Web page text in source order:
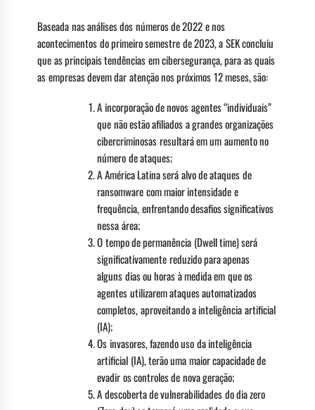
Baseada nas análises dos números de 2022 e nos
acontecimentos do primeiro semestre de 2023, a SEK concluiu
que as principais tendências em cibersegurança, para as quais
as empresas devem dar atenção nos próximos 12 meses, são:
A incorporação de novos agentes “individuais”
que não estão afiliados a grandes organizações
cibercriminosas resultará em um aumento no
número de ataques;
A América Latina será alvo de ataques de
ransomware com maior intensidade e
frequência, enfrentando desafios significativos
nessa área;
O tempo de permanência (Dwell time) será
significativamente reduzido para apenas
alguns dias ou horas à medida em que os
agentes utilizarem ataques automatizados
completos, aproveitando a inteligência artificial
(IA);
Os invasores, fazendo uso da inteligência
artificial (IA), terão uma maior capacidade de
evadir os controles de nova geração;
A descoberta de vulnerabilidades do dia zero